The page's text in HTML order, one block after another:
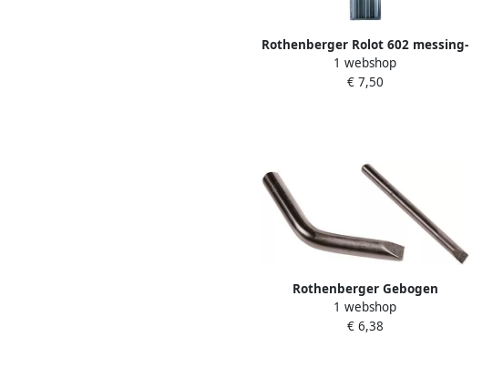
Rothenberger Rolot 602 messing-
hardsoldeer 5 st. ROT035602
1 webshop
€ 7,50
Rothenberger Gebogen
Reservetip soldeerbout 35951
ROT035966
1 webshop
€ 6,38